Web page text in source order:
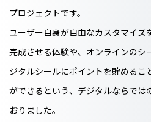
プロジェクトです。
ユーザー自身が自由なカスタマイズ
完成させる体験や、オンラインのシ
ジタルシールにポイントを貯めるこ
ができるという、デジタルならでは
おりました。